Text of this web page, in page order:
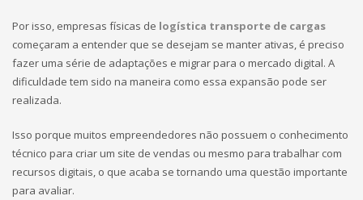
Por isso, empresas físicas de logística transporte de cargas
começaram a entender que se desejam se manter ativas, é preciso
fazer uma série de adaptações e migrar para o mercado digital. A
dificuldade tem sido na maneira como essa expansão pode ser
realizada.
Isso porque muitos empreendedores não possuem o conhecimento
técnico para criar um site de vendas ou mesmo para trabalhar com
recursos digitais, o que acaba se tornando uma questão importante
para avaliar.